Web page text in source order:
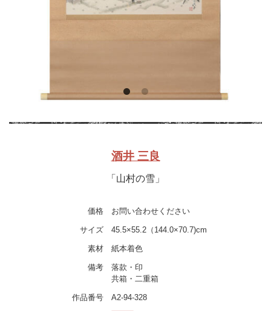
酒井 三良
「山村の雪」
価格 お問い合わせください
サイズ 45.5×55.2（144.0×70.7)cm
素材 紙本着色
備考
落款・印
共箱・二重箱
作品番号 A2-94-328